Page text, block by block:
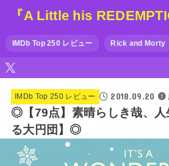
『A Little his
IMDb Top 250 レビュー Rick and Morty
IMDb Top 250 レビュー 2018.09.20
◎【79点】素晴らしき哉、人
る大円団】◎